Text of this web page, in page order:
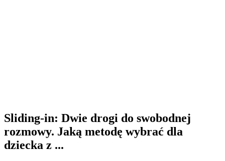
Sliding-in: Dwie drogi do swobodnej
rozmowy. Jaką metodę wybrać dla
dziecka z ...